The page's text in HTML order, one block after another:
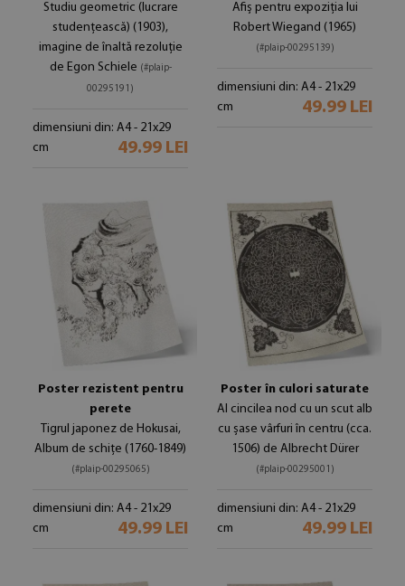
Studiu geometric (lucrare
studențească) (1903),
imagine de înaltă rezoluție
de Egon Schiele (#plaip-
00295191)
dimensiuni din: A4 - 21x29
cm
49.99 LEI
Afiș pentru expoziția lui
Robert Wiegand (1965)
(#plaip-00295139)
dimensiuni din: A4 - 21x29
cm
49.99 LEI
Poster rezistent pentru
perete
Tigrul japonez de Hokusai,
Album de schițe (1760-1849)
(#plaip-00295065)
dimensiuni din: A4 - 21x29
cm
49.99 LEI
Poster în culori saturate
Al cincilea nod cu un scut alb
cu șase vârfuri în centru (cca.
1506) de Albrecht Dürer
(#plaip-00295001)
dimensiuni din: A4 - 21x29
cm
49.99 LEI